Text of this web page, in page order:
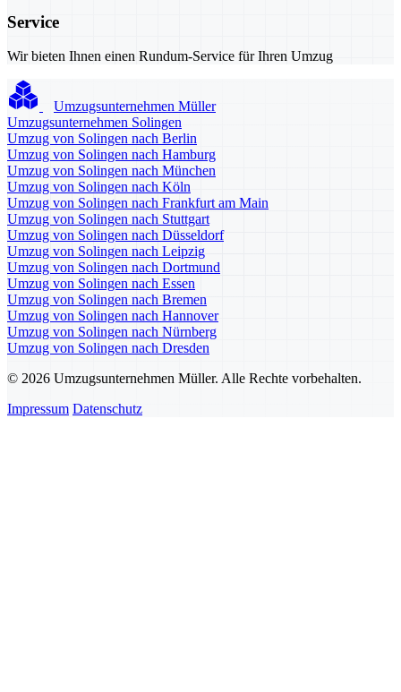
Service
Wir bieten Ihnen einen Rundum-Service für Ihren Umzug
Umzugsunternehmen Müller
Umzugsunternehmen Solingen
Umzug von Solingen nach Berlin
Umzug von Solingen nach Hamburg
Umzug von Solingen nach München
Umzug von Solingen nach Köln
Umzug von Solingen nach Frankfurt am Main
Umzug von Solingen nach Stuttgart
Umzug von Solingen nach Düsseldorf
Umzug von Solingen nach Leipzig
Umzug von Solingen nach Dortmund
Umzug von Solingen nach Essen
Umzug von Solingen nach Bremen
Umzug von Solingen nach Hannover
Umzug von Solingen nach Nürnberg
Umzug von Solingen nach Dresden
© 2026 Umzugsunternehmen Müller. Alle Rechte vorbehalten.
Impressum Datenschutz